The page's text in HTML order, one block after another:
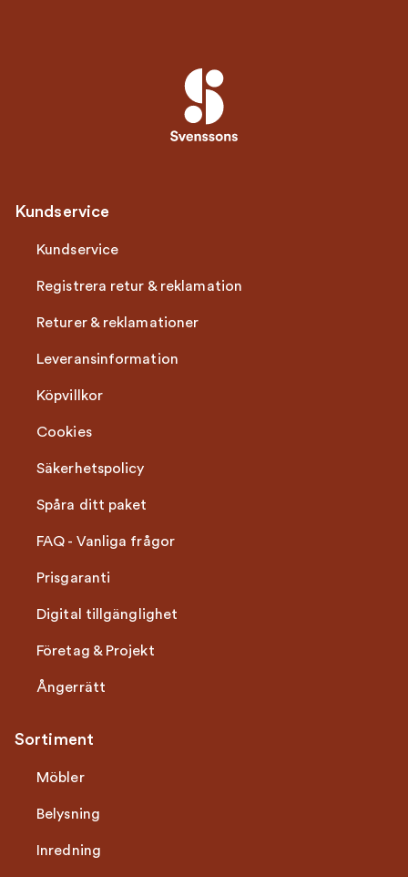
Kundservice
Kundservice
Registrera retur & reklamation
Returer & reklamationer
Leveransinformation
Köpvillkor
Cookies
Säkerhetspolicy
Spåra ditt paket
FAQ - Vanliga frågor
Prisgaranti
Digital tillgänglighet
Företag & Projekt
Ångerrätt
Sortiment
Möbler
Belysning
Inredning